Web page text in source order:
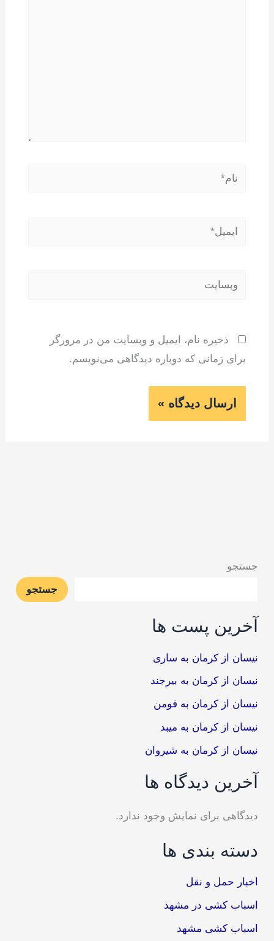
نام*
ایمیل*
وبسایت
ذخیره نام، ایمیل و وبسایت من در مرورگر
برای زمانی که دوباره دیدگاهی می‌نویسم.
جستجو
جستجو
آخرین پست ها
نیسان از کرمان به ساری
نیسان از کرمان به بیرجند
نیسان از کرمان به فومن
نیسان از کرمان به میبد
نیسان از کرمان به شیروان
آخرین دیدگاه ها
دیدگاهی برای نمایش وجود ندارد.
دسته بندی ها
اخبار حمل و نقل
اسباب کشی در مشهد
اسباب کشی مشهد